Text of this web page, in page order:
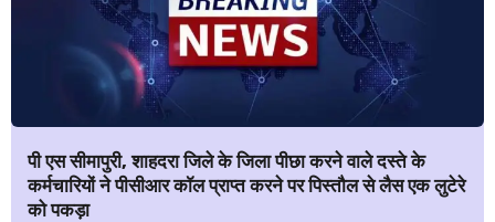
पी एस सीमापुरी, शाहदरा जिले के जिला पीछा करने वाले दस्ते के
कर्मचारियों ने पीसीआर कॉल प्राप्त करने पर पिस्तौल से लैस एक लुटेरे
को पकड़ा